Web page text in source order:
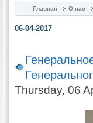
Главная О нас
06-04-2017
Thursday, 06